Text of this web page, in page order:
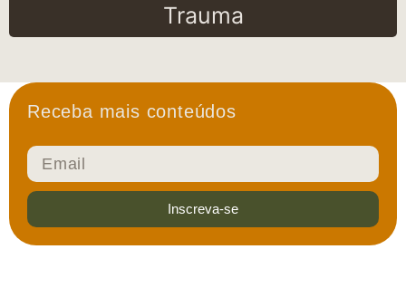
Trauma
Receba mais conteúdos
Inscreva-se